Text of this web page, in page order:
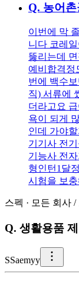
Q. 농어촌
이번에 막
니다 코레
뚫리는데
예비합격정
번에 백수
직) 서류에
더라고요
욕이 되게
인데 가야
기기사 전
기능사 전
형인턴1달
시험을 보
스펙 · 모든 회사 /
Q. 생활용품
SSaemyy